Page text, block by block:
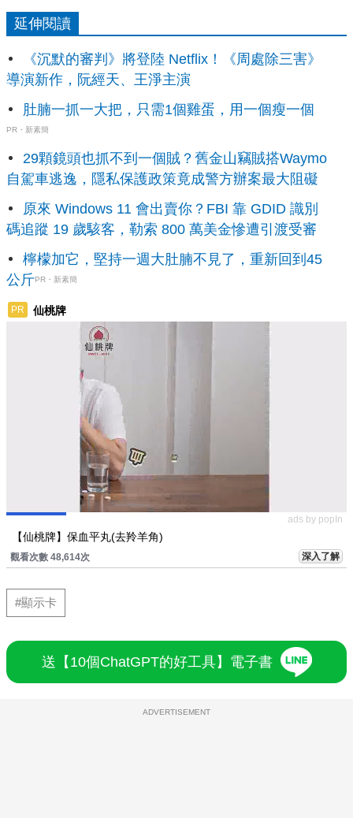
延伸閱讀
《沉默的審判》將登陸 Netflix！《周處除三害》
導演新作，阮經天、王淨主演
肚腩一抓一大把，只需1個雞蛋，用一個瘦一個
PR・新素簡
29顆鏡頭也抓不到一個賊？舊金山竊賊搭Waymo
自駕車逃逸，隱私保護政策竟成警方辦案最大阻礙
原來 Windows 11 會出賣你？FBI 靠 GDID 識別
碼追蹤 19 歲駭客，勒索 800 萬美金慘遭引渡受審
檸檬加它，堅持一週大肚腩不見了，重新回到45
公斤PR・新素簡
PR 仙桃牌
ads by popIn
【仙桃牌】保血平丸(去羚羊角)
觀看次數 48,614次 深入了解
#顯示卡
送【10個ChatGPT的好工具】電子書
ADVERTISEMENT